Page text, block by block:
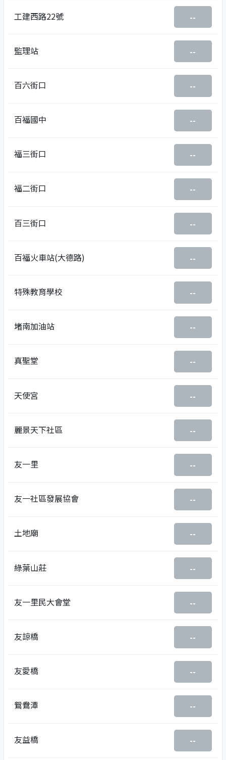
工建西路22號 --
監理站 --
百六街口 --
百福國中 --
福三街口 --
福二街口 --
百三街口 --
百福火車站(大德路) --
特殊教育學校 --
堵南加油站 --
真聖堂 --
天使宮 --
麗景天下社區 --
友一里 --
友一社區發展協會 --
土地廟 --
綠葉山莊 --
友一里民大會堂 --
友諒橋 --
友愛橋 --
鴛鴦潭 --
友益橋 --